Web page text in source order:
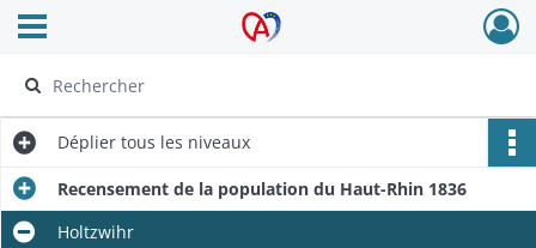
Archives Alsace - Colmar
Ouvrir le menu déroulant
Déplier tous les niveaux
Recensement de la population du Haut-Rhin 1836
Holtzwihr